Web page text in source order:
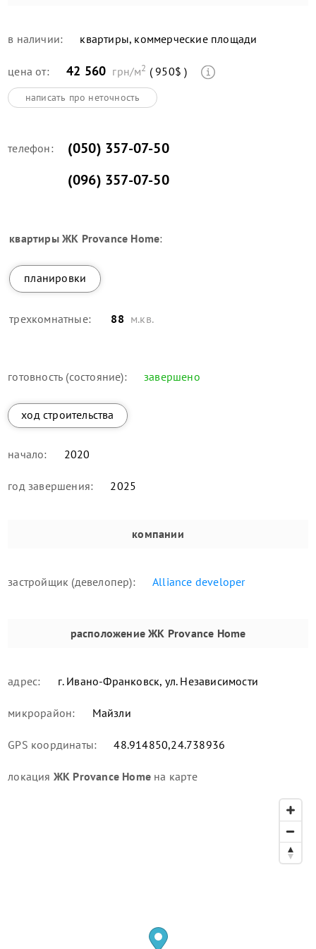
в наличии: квартиры, коммерческие площади
цена от: 42 560 грн/м2 ( 950$ )
написать про неточность
телефон:
(050) 357-07-50
(096) 357-07-50
квартирыЖК Provance Home:
планировки
трехкомнатные: 88 м.кв.
готовность (состояние): завершено
ход строительства
начало: 2020
год завершения: 2025
компании
застройщик (девелопер): Alliance developer
расположение ЖК Provance Home
адрес: г. Ивано-Франковск, ул. Независимости
микрорайон: Майзли
GPS координаты: 48.914850,24.738936
локация ЖК Provance Home на карте